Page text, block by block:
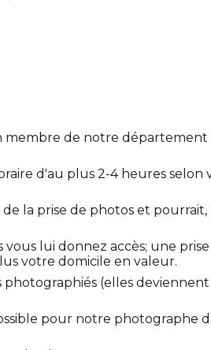
de notre département
d'au plus 2-4 heures selon
la prise de photos et
lui donnez accès; une
votre domicile en valeur.
(elles
pour notre photographe